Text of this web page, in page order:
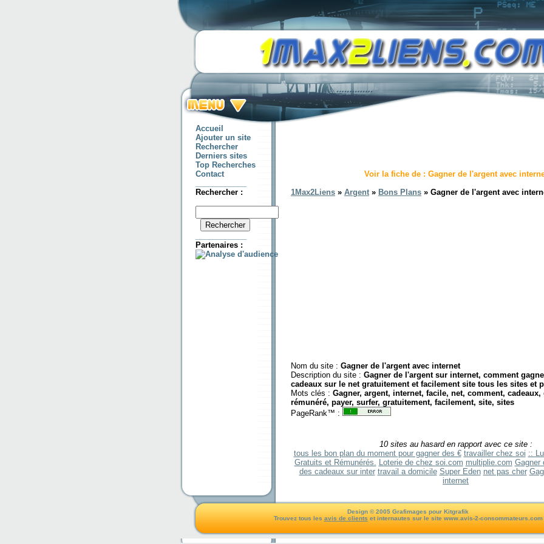
Accueil
Ajouter un site
Rechercher
Derniers sites
Top Recherches
Contact
Rechercher :
Partenaires :
Voir la fiche de : Gagner de l'argent avec
1Max2Liens » Argent » Bons Plans » Gagner de l'argent avec
Nom du site : Gagner de l'argent avec internet
Description du site : Gagner de l'argent sur internet, comment
cadeaux sur le net gratuitement et facilement site tous les sites et
Mots clés : Gagner, argent, internet, facile, net, comment,
rémunéré, payer, surfer, gratuitement, facilement, site, sites
PageRank™ :
10 sites au hasard en rapport avec ce site :
tous les bon plan du moment pour gagner des € travailler chez soi ::
Gratuits et Rémunérés. Loterie de chez soi.com multiplie.com Gagner
des cadeaux sur inter travail a domicile Super Eden net pas cher
internet
Design © 2005 Grafimages pour Kitgrafik
Trouvez tous les avis de clients et internautes sur le site www.avis-2-consommateurs.com